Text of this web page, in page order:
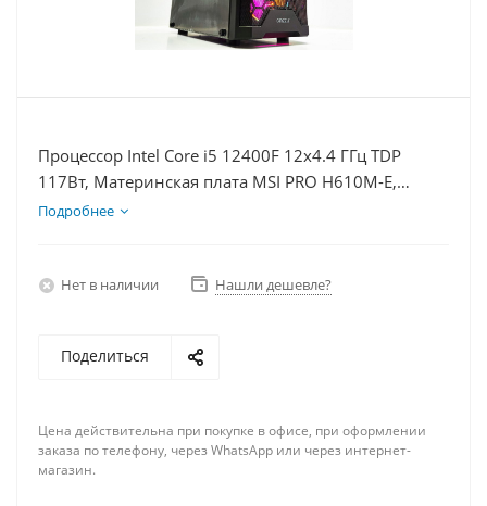
Процессор Intel Core i5 12400F 12x4.4 ГГц TDP
117Вт, Материнская плата MSI PRO H610M-E,
Видеокарта GTX 1630 4Гб, Память DDR4 16Gb,
Подробнее
Нет в наличии Нашли дешевле?
Поделиться
Цена действительна при покупке в офисе, при оформлении
заказа по телефону, через WhatsApp или через интернет-
магазин.